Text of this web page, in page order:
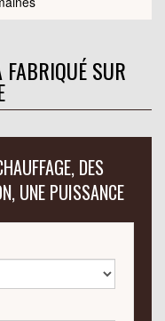
SUR
DES
UNE PUISSANCE